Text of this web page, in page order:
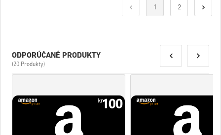
1 2
ODPORÚČANÉ PRODUKTY
(20 Produkty)